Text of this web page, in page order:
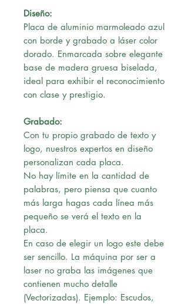
Diseño:
Placa de aluminio marmoleado azul
con borde y grabado a láser color
dorado. Enmarcada sobre elegante
base de madera gruesa biselada,
ideal para exhibir el reconocimiento
con clase y prestigio.
Grabado:
Con tu propio grabado de texto y
logo, nuestros expertos en diseño
personalizan cada placa.
No hay límite en la cantidad de
palabras, pero piensa que cuanto
más larga hagas cada línea más
pequeño se verá el texto en la
placa.
En caso de elegir un logo este debe
ser sencillo. La máquina por ser a
laser no graba las imágenes que
contienen mucho detalle
(Vectorizadas). Ejemplo: Escudos,